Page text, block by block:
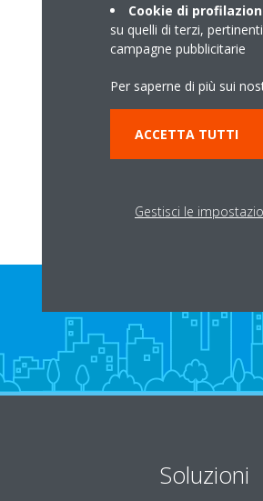
Soluzioni
Cookie di
su quelli di terzi,
campagne pubblicitarie
Per saperne di più sui
ACCETTA TUTTI
Gestisci le